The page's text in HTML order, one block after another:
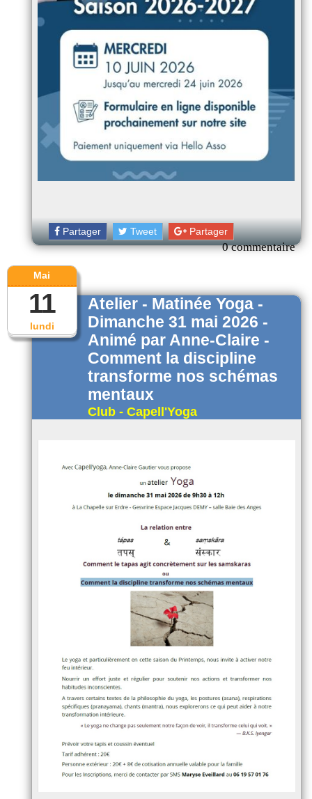
Partager Tweet Partager
0 commentaire
lundi
Mai
11
Atelier - Matinée Yoga -
Dimanche 31 mai 2026 -
Animé par Anne-Claire -
Comment la discipline
transforme nos schémas
mentaux
Club - Capell'Yoga